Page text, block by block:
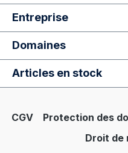
Entreprise
Domaines
Articles en stock
CGV Protection des
Droit